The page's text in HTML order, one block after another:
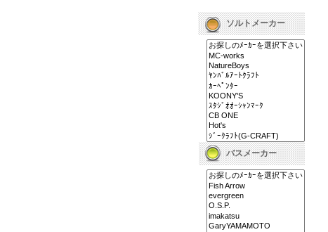
ソルトメーカー
バスメーカー